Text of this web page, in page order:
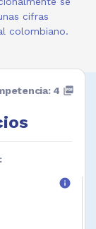
cifras
colombiano.
4 picture_as_pdf
info